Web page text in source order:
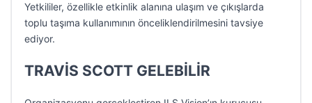
Yetkililer, özellikle etkinlik alanına ulaşım ve çıkışlarda
toplu taşıma kullanımının önceliklendirilmesini tavsiye
ediyor.
TRAVİS SCOTT GELEBİLİR